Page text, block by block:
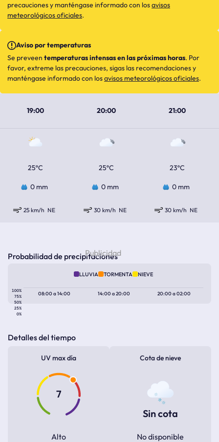
19:00 20:00 21:00
25ºC 25ºC 23ºC
0 mm 0 mm 0 mm
25 km/h NE 30 km/h NE 30 km/h NE
precauciones y manténgase informado con losavisos
meteorológicos oficiales.
Aviso por temperaturas
Se preveen temperaturas intensas en las próximas horas. Por
favor, extreme las precauciones, sigas las recomendaciones y
manténgase informado con losavisos meteorológicos oficiales.
Probabilidad de precipitaciones
LLUVIA TORMENTA NIEVE
100%
75%
50%
25%
0%
08:00a14:00 14:00a20:00 20:00a02:00
Detalles del tiempo
UV max día
7
Alto
Cota de nieve
Sin cota
No disponible